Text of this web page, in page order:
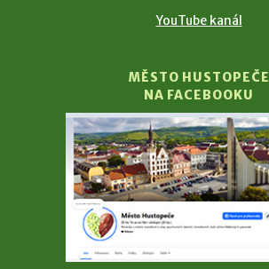
YouTube kanál
MĚSTO HUSTOPEČE
NA FACEBOOKU